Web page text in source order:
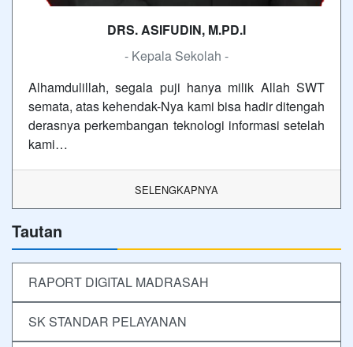
DRS. ASIFUDIN, M.PD.I
- Kepala Sekolah -
Alhamdulillah, segala puji hanya milik Allah SWT
semata, atas kehendak-Nya kami bisa hadir ditengah
derasnya perkembangan teknologi informasi setelah
kami…
SELENGKAPNYA
Tautan
RAPORT DIGITAL MADRASAH
SK STANDAR PELAYANAN